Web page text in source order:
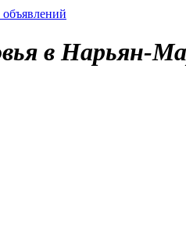
объявлений
в Нарьян-